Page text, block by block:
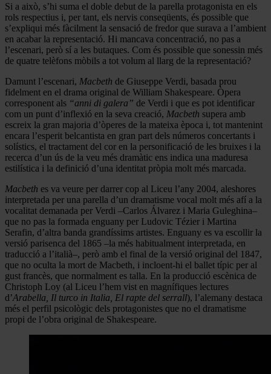
Si a això, s’hi suma el doble debut de la parella protagonista en els
rols respectius i, per tant, els nervis conseqüents, és possible que
s’expliqui més fàcilment la sensació de fredor que surava a l’ambient
en acabar la representació. Hi mancava concentració, no pas a
l’escenari, però sí a les butaques. Com és possible que sonessin més
de quatre telèfons mòbils a tot volum al llarg de la representació?
Damunt l’escenari, Macbeth de Giuseppe Verdi, basada prou
fidelment en el drama original de William Shakespeare. Òpera
corresponent als “anni di galera” de Verdi i que es pot identificar
com un punt d’inflexió en la seva creació, Macbeth supera amb
escreix la gran majoria d’òperes de la mateixa època i, tot mantenint
encara l’esperit belcantista en gran part dels números concertants i
solístics, el tractament del cor en la personificació de les bruixes i la
recerca d’un ús de la veu més dramàtic ens indica una maduresa
estilística i la definició d’una identitat pròpia molt més marcada.
Macbeth es va veure per darrer cop al Liceu l’any 2004, aleshores
interpretada per una parella d’un dramatisme vocal molt més afí a la
vocalitat demanada per Verdi –Carlos Álvarez i Maria Guleghina–
que no pas la formada enguany per Ludovic Tézier i Martina
Serafin, d’altra banda grandíssims artistes. Enguany es va escollir la
versió parisenca del 1865 –la més habitualment interpretada, en
traducció a l’italià–, però amb el final de la versió original del 1847,
que no oculta la mort de Macbeth, i incloent-hi el ballet típic per al
gust francès, que normalment es talla. En la producció escènica de
Christoph Loy (al Liceu l’hem vist en magnífiques lectures
d’Arabella, Il turco in Italia, El rapte del serrall), l’alemany destaca
més el perfil psicològic dels protagonistes que no el dramatisme
propi de l’obra original de Shakespeare.